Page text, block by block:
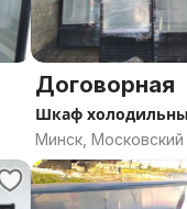
Договорная
Шкаф
Минск, Московский